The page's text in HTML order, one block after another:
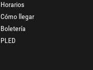
Horarios
Cómo llegar
Boletería
PLED